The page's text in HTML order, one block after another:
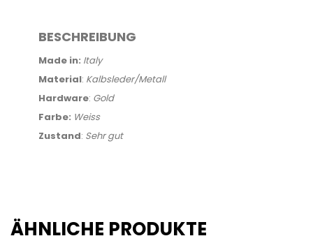
BESCHREIBUNG
Made in: Italy
Material: Kalbsleder/Metall
Hardware: Gold
Farbe: Weiss
Zustand: Sehr gut
ÄHNLICHE PRODUKTE